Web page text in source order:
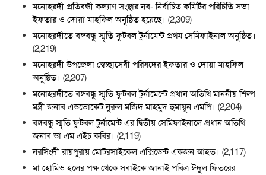
মনোহরদী প্রতিবন্ধী কল্যাণ সংস্থার নব- নির্বাচিত কমিটির পরিচিতি সভা
ইফতার ও দোয়া মাহফিল অনুষ্ঠিত হয়েছে। (2,309)
মনোহরদীতে বঙ্গবন্ধু স্মৃতি ফুটবল টুর্নামেন্ট প্রথম সেমিফাইনাল অনুষ্ঠিত।
(2,219)
মনোহরদী উপজেলা স্বেচ্ছাসেবী পরিষদের ইফতার ও দোয়া মাহফিল
অনুষ্ঠিত। (2,207)
মনোহরদীতে বঙ্গবন্ধু স্মৃতি ফুটবল টুর্নামেন্টে প্রধান অতিথি মাননীয় শিল্প
মন্ত্রী জনাব এডভোকেট নুরুল মজিদ মাহমুদ হুমায়ূন এমপি। (2,204)
বঙ্গবন্ধু স্মৃতি ফুটবল টুর্নামেন্ট এর দ্বিতীয় সেমিফাইনালে প্রধান অতিথি
জনাব ডা এম এইচ কবির। (2,119)
নরসিংদী রায়পুরায় মোটরসাইকেল এক্সিডেন্ট একজন আহত। (2,117)
মা হোমিও হলের পক্ষ থেকে সবাইকে জানাই পবিত্র ঈদুল ফিতরের